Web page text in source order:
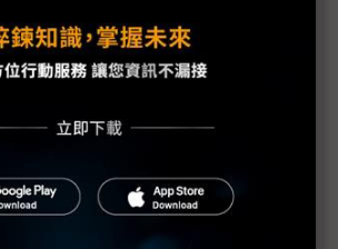
款作業費時 蘋果預計3Q26才能領回
重稀土用量減9成 大幅降低中國供